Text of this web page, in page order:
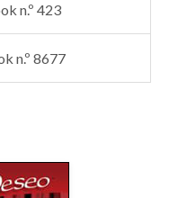
n.º 423
n.º 8677